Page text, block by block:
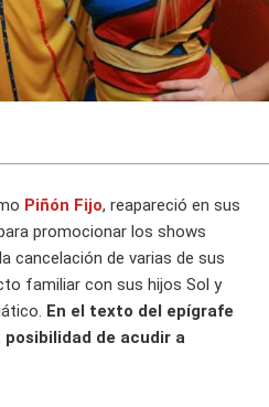
Piñón Fijo, reapareció en sus
promocionar los shows
cancelación de varias de sus
familiar con sus hijos Sol y
En el texto del epígrafe
de acudir a